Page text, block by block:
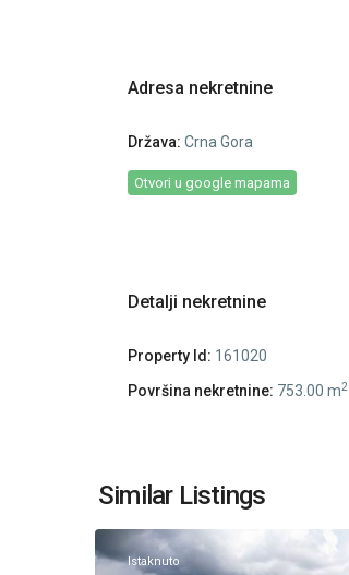
Adresa nekretnine
Država: Crna Gora
Otvori u google mapama
Detalji nekretnine
Property Id: 161020
Površina nekretnine: 753.00 m2
Similar Listings
Veruša
Podgorica
Istaknuto